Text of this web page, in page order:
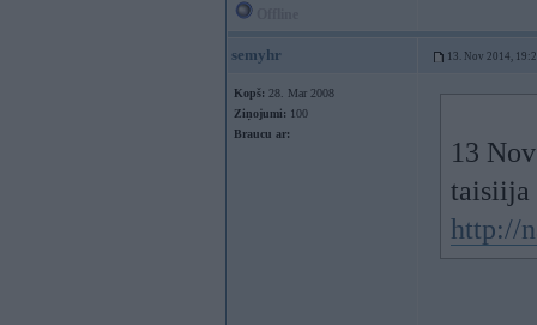
semyhr 13. Nov 2014,
Kopš: 28. Mar 2008
Ziņojumi: 100
Braucu ar:
13
taisiija
http://